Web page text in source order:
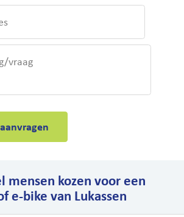
mensen kozen voor een
e-bike van Lukassen